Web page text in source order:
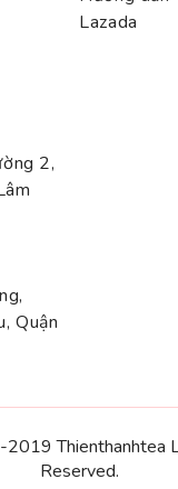
Lazada
2,
Quận
Thienthanhtea
Reserved.